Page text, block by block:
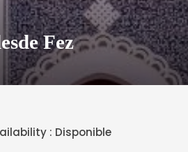
Fez
: Disponible